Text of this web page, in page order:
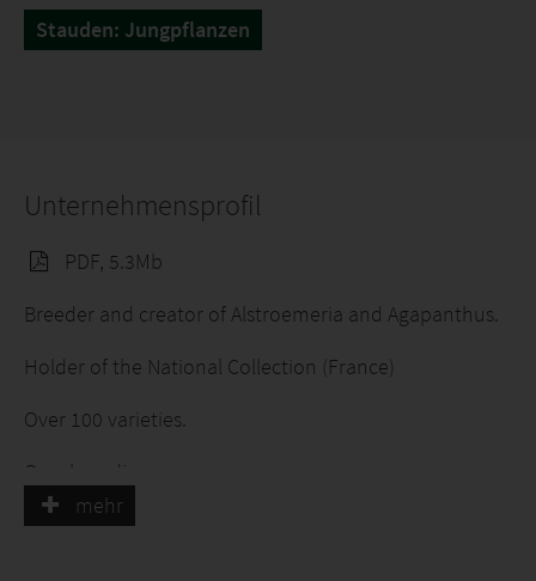
Stauden: Jungpflanzen
Unternehmensprofil
PDF, 5.3Mb
Breeder and creator of Alstroemeria and Agapanthus.
Holder of the National Collection (France)
Over 100 varieties.
Own breeding.
Production of tissue cultures.
mehr